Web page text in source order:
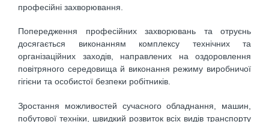
професійні захворювання.
Попередження професійних захворювань та отруєнь
досягається виконанням комплексу технічних та
організаційних заходів, направлених на оздоровлення
повітряного середовища й виконання режиму виробничої
гігієни та особистої безпеки робітників.
Зростання можливостей сучасного обладнання, машин,
побутової техніки, швидкий розвиток всіх видів транспорту